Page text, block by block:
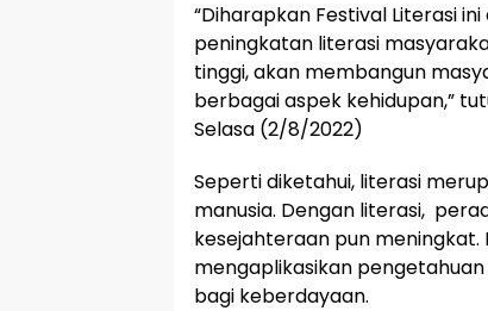
“Diharapkan Festival Literasi
peningkatan literasi
tinggi, akan membangun
berbagai aspek kehidupan,”
Selasa (2/8/2022)
Seperti diketahui, literasi
manusia. Dengan literasi,
kesejahteraan pun
mengaplikasikan
bagi keberdayaan.